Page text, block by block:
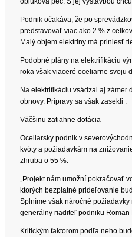
Podnik očakáva, že po
predstavovať viac ako 2 % z
Malý objem elektriny má priniesť
Podobné plány na elektrifikáciu
roka však viaceré oceliarne svoju
Na elektrifikáciu vsádzal aj zámer
obnovy. Prípravy sa však zasekli .
Väčšinu zatiahne dotácia
Oceliarsky podnik v
kvóty a požiadavkám na
zhruba o 55 %.
„Projekt nám umožní pokračovať
ktorých bezplatné prideľovanie
Splníme však náročné
generálny riaditeľ podniku Roman
Kritickým faktorom podľa neho